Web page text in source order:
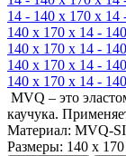
140 x 170 x 14 -
140 x 170 x 14 -
140 x 170 x 14 -
140 x 170 x 14 -
MVQ – это
каучука.
Материал: MVQ-SI
Размеры: 140 x